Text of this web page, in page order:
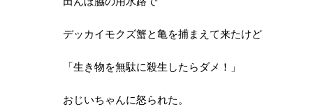
デッカイモクズ蟹と亀を捕まえて来たけど
「生き物を無駄に殺生したらダメ！」
おじいちゃんに怒られた。